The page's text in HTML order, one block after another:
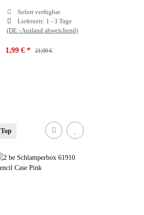
Sofort verfügbar
Lieferzeit: 1 - 3 Tage
(DE - Ausland abweichend)
1,99 €* 21,99 €
Black
Black 032 Blue
Top